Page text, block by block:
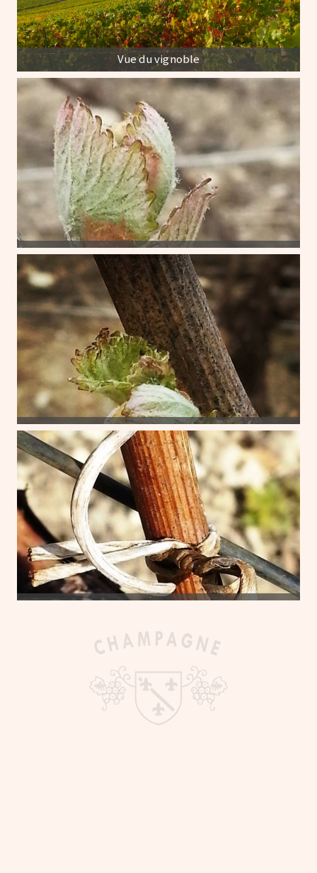
Vue du vignoble